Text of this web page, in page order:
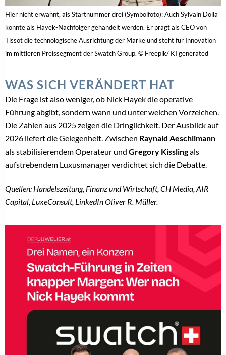
Hier nicht erwähnt, als Startnummer drei (Symbolfoto): Auch Sylvain Dolla
könnte als Hayek-Nachfolger gehandelt werden. Er prägt als CEO von
Tissot die technologische Ausrichtung der Marke und steht für Innovation
im mittleren Preissegment der Swatch Group. © Freepik/ KI generated
WAS SICH VERÄNDERT HAT
Die Frage ist also weniger, ob Nick Hayek die operative
Führung abgibt, sondern wann und unter welchen Vorzeichen.
Die Zahlen aus 2025 zeigen die Dringlichkeit. Der Ausblick auf
2026 liefert die Gelegenheit. Zwischen Raynald Aeschlimann
als stabilisierendem Operateur und Gregory Kisslingals
aufstrebendem Luxusmanager verdichtet sich die Debatte.
Quellen: Handelszeitung, Finanz und Wirtschaft, CH Media, AIR
Capital, LuxeConsult, LinkedIn Oliver R. Müller.